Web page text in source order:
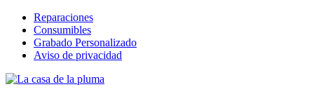
Reparaciones
Consumibles
Grabado Personalizado
Aviso de privacidad